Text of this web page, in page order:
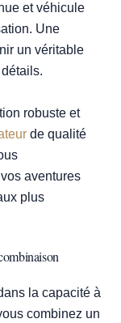
et véhicule
Une
un véritable
robuste et
de qualité
aventures
plus
la capacité à
combinez un